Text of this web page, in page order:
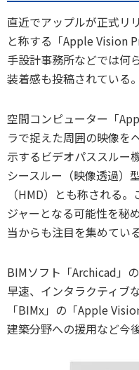
直近でアップルが正式リ
と称する「Apple Vision
手設計事務所などでは何
装着感も投稿されている
空間コンピューター「
ラで捉えた周囲の映像を
示するビデオパススルー
シースルー（映像透過）
（HMD）とも称される
ジャーとなる可能性を秘
当からも注目を集めている
BIMソフト「Archicad」
早速、インタラクティブ
「BIMx」の「Apple
建築分野への援用など今